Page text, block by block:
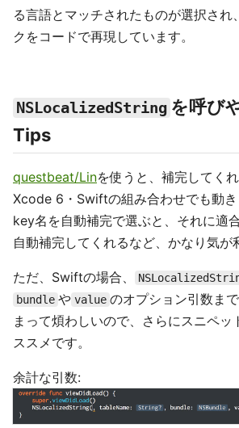
る言語とマッチされたものが選択され
クをコードで再現しています。
NSLocalizedString を呼び
Tips
questbeat/Linを使うと、補完してくれ
Xcode 6・Swiftの組み合わせでも動き
key名を自動補完で選ぶと、それに適
自動補完してくれるなど、かなり気が
ただ、Swiftの場合、
bundle や value のオプション引数ま
まって煩わしいので、さらにスニペッ
ススメです。
余計な引数: